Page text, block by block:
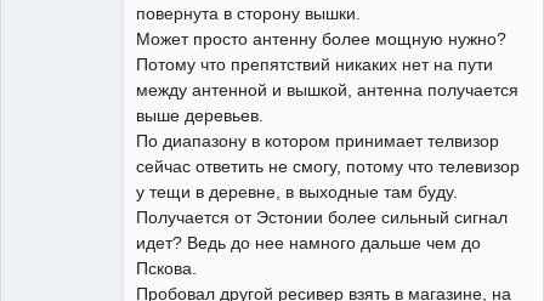
повернута в сторону вышки.
Может просто антенну более мощную нужно?
Потому что препятствий никаких нет на пути
между антенной и вышкой, антенна получается
выше деревьев.
По диапазону в котором принимает телвизор
сейчас ответить не смогу, потому что телевизор
у тещи в деревне, в выходные там буду.
Получается от Эстонии более сильный сигнал
идет? Ведь до нее намного дальше чем до
Пскова.
Пробовал другой ресивер взять в магазине, на